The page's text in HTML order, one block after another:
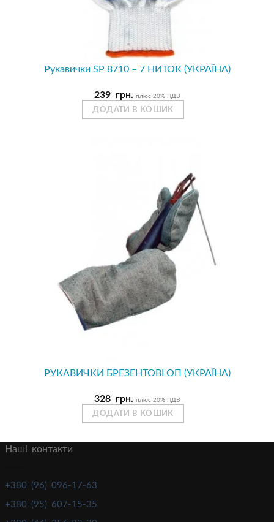
Рукавички SP 8710 – 7 НИТОК (УКРАЇНА)
239 грн. плюс 20% ПДВ
ДОДАТИ В КОШИК
РУКАВИЧКИ БРЕЗЕНТОВІ ОП (УКРАЇНА)
328 грн. плюс 20% ПДВ
ДОДАТИ В КОШИК
Наші контакти
+380 (96) 096-17-63
+380 (95) 607-15-35